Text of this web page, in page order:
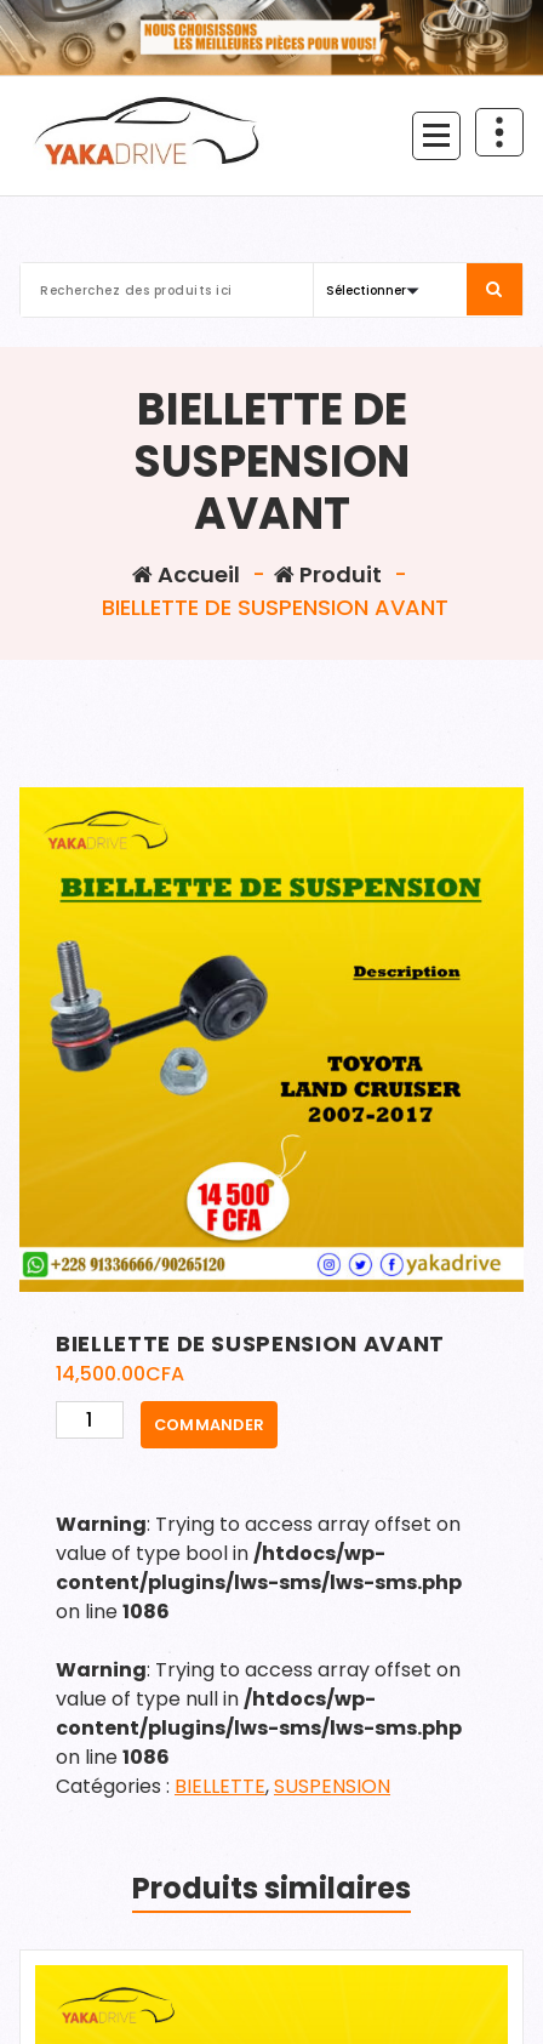
Aller
au
contenu
BIELLETTE DE
SUSPENSION
AVANT
Accueil - Produit -
BIELLETTE DE SUSPENSION AVANT
BIELLETTE DE SUSPENSION AVANT
14,500.00CFA
quantité
de
SUSPENSION
AVANT
COMMANDER
Warning: Trying to access array offset on
value of type bool in/htdocs/wp-
content/plugins/lws-sms/lws-sms.php
on line1086
Warning: Trying to access array offset on
value of type null in/htdocs/wp-
content/plugins/lws-sms/lws-sms.php
on line1086
Catégories : BIELLETTE,SUSPENSION
Produits similaires